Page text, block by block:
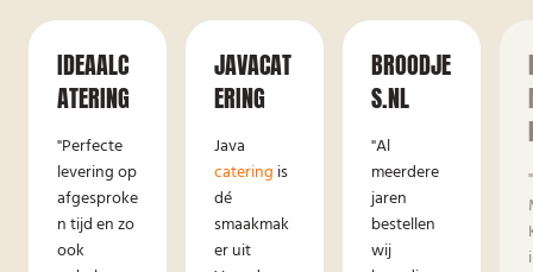
IDEAALC
ATERING
"Perfecte
levering op
afgesproke
n tijd en zo
ook
JAVACAT
ERING
Java
catering is
dé
smaakmak
er uit
BROODJE
S.NL
"Al
meerdere
jaren
bestellen
wij